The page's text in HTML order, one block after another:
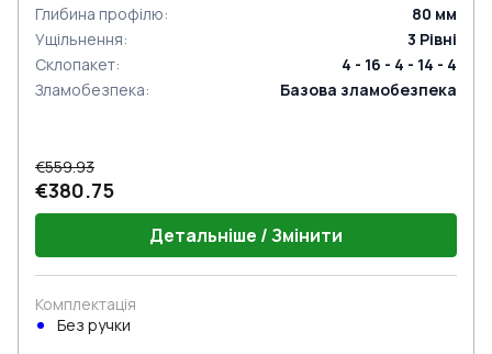
Глибина профілю: 80 мм
Ущільнення: 3 Рівні
Склопакет:
4 - 16 - 4 - 14 - 4
Зламобезпека: Базова зламобезпека
€559.93
€380.75
Детальніше / Змінити
Комплектація
Без ручки